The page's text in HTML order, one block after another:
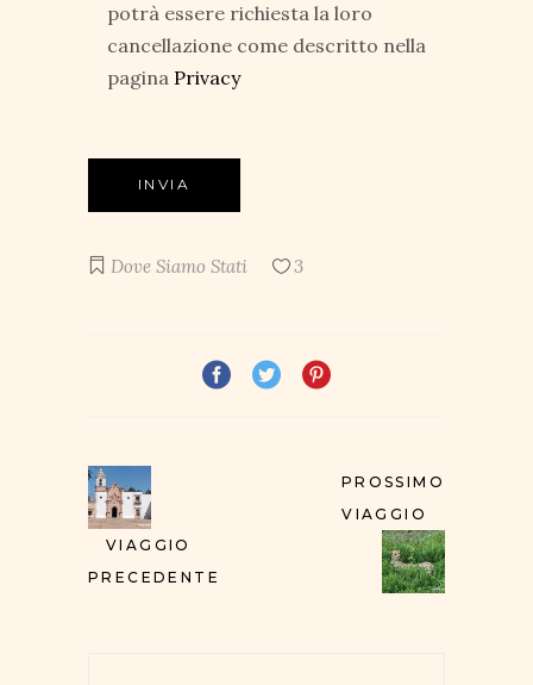
potrà essere richiesta la loro
cancellazione come descritto nella
pagina Privacy
Dove Siamo Stati 3
VIAGGIO
PRECEDENTE
PROSSIMO
VIAGGIO